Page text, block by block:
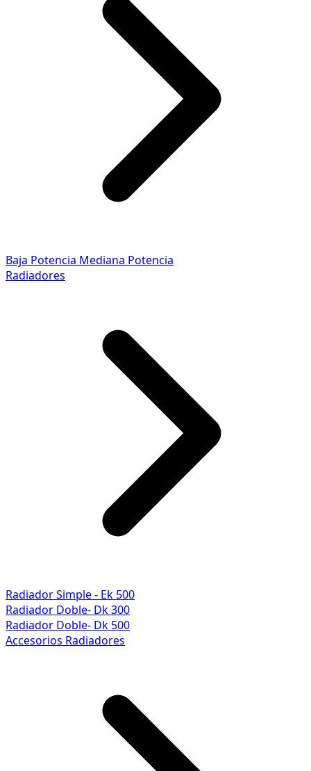
Baja Potencia Mediana Potencia
Radiadores
Radiador Simple - Ek 500
Radiador Doble- Dk 300
Radiador Doble- Dk 500
Accesorios Radiadores